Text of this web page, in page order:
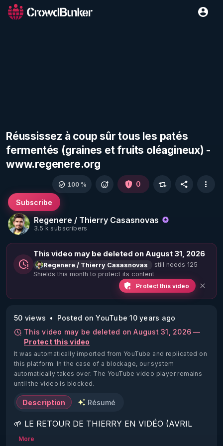
Réussissez à coup sûr tous les patés
fermentés (graines et fruits oléagineux) -
www.regenere.org
Regenere / Thierry Casasnovas
3.5 k subscribers
Subscribe
100 % 0
This video may be deleted on August 31, 2026
Regenere / Thierry Casasnovas
still needs 125
Shields this month to protect its content
Protect this video
50 views
Posted on YouTube 10 years ago
This video may be deleted on August 31, 2026 —
Protect this video
It was automatically imported from YouTube and replicated on
this platform. In the case of a blockage, our system
automatically takes over. The YouTube video player remains
until the video is blocked.
Description Résumé
🌱 LE RETOUR DE THIERRY EN VIDÉO (AVRIL
2022)!
More